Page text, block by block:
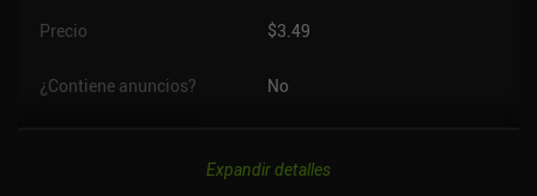
Precio $3.49
¿Contiene anuncios? No
Expandir detalles